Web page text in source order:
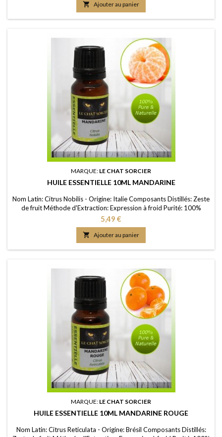
 Ajouter au panier
MARQUE: LE CHAT SORCIER
HUILE ESSENTIELLE 10ML MANDARINE
Nom Latin: Citrus Nobilis - Origine: Italie Composants Distillés: Zeste
de fruit Méthode d'Extraction: Expression à froid Purité: 100%
FDS/MSDS: Disponible sur demande
Prix
5,49 €
 Ajouter au panier
MARQUE: LE CHAT SORCIER
HUILE ESSENTIELLE 10ML MANDARINE ROUGE
Nom Latin: Citrus Reticulata - Origine: Brésil Composants Distillés: